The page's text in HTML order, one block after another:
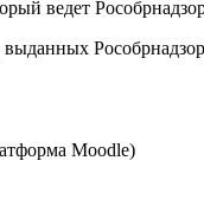
ведет
выданных
Moodle)